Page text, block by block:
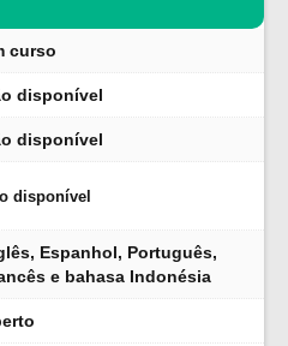
curso
disponível
disponível
disponível
Espanhol, Português,
e bahasa Indonésia